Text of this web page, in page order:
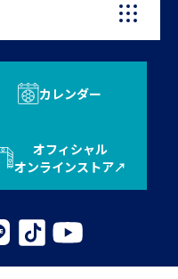
カレンダー
オフィシャル
オンラインストア